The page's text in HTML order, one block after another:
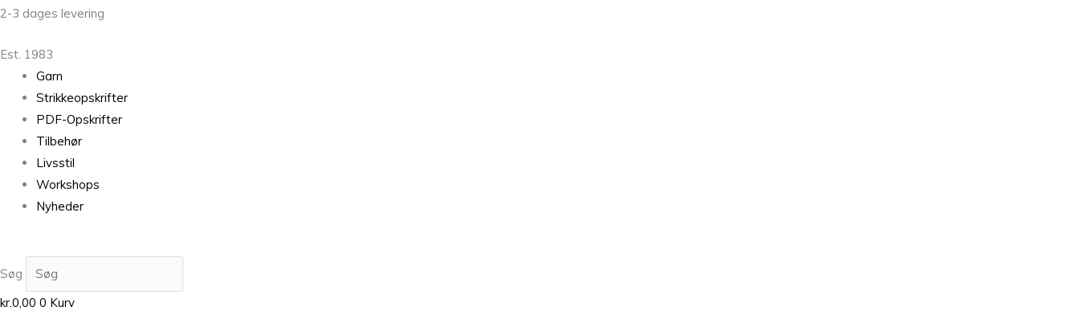
2-3 dages levering
Est. 1983
Garn
Strikkeopskrifter
PDF-Opskrifter
Tilbehør
Livsstil
Workshops
Nyheder
Søg
kr.0,00 0 Kurv